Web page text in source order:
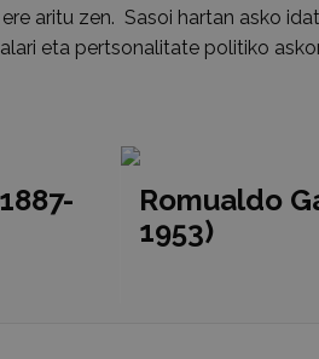
aritu zen. Sasoi hartan asko
eta pertsonalitate politiko
Romualdo
1953)